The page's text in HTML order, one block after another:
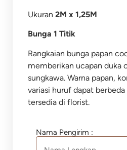
Ukuran 2M x 1,25M
Bunga 1 Titik
Rangkaian bunga papan
memberikan ucapan duka
sungkawa. Warna papan,
variasi huruf dapat
tersedia di florist.
Nama Pengirim :